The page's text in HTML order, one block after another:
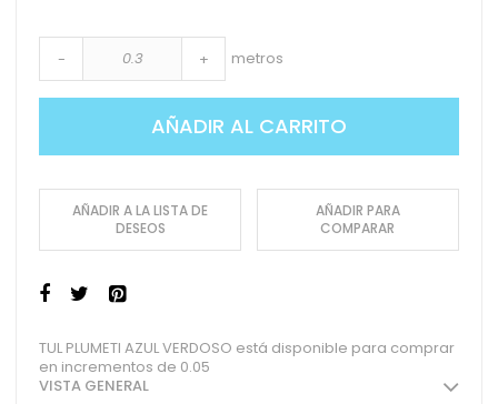
- + metros
AÑADIR AL CARRITO
AÑADIR A LA LISTA DE
DESEOS
AÑADIR PARA
COMPARAR
TUL PLUMETI AZUL VERDOSO está disponible para comprar
en incrementos de 0.05
VISTA GENERAL